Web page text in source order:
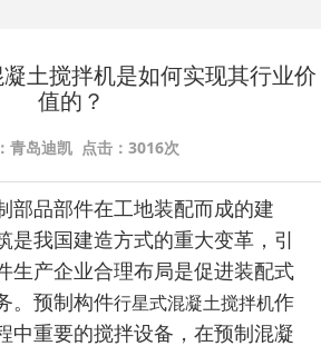
土搅拌机是如何实现其行业价
值的？
青岛迪凯 点击：3016次
部品部件在工地装配而成的建
是我国建造方式的重大变革，引
生产企业合理布局是促进装配式
。预制构件行星式混凝土搅拌机作
中重要的搅拌设备，在预制混凝